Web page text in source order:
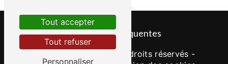
Recherches fréquentes
- 2026 - Tous droits réservés -
Tout accepter
Tout refuser
Personnaliser